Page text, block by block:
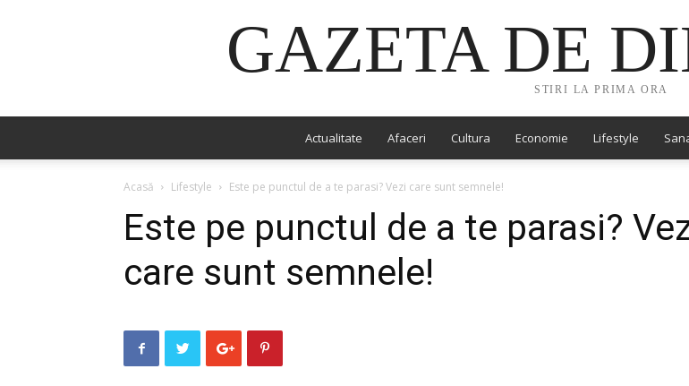
GAZETA DE
STIRI LA PRIMA ORA
Actualitate Afaceri Cultura Economie Lifestyle
Acasă Lifestyle Este pe punctul de a te parasi? Vezi care sunt semnele!
Este pe punctul de a te parasi?
care sunt semnele!